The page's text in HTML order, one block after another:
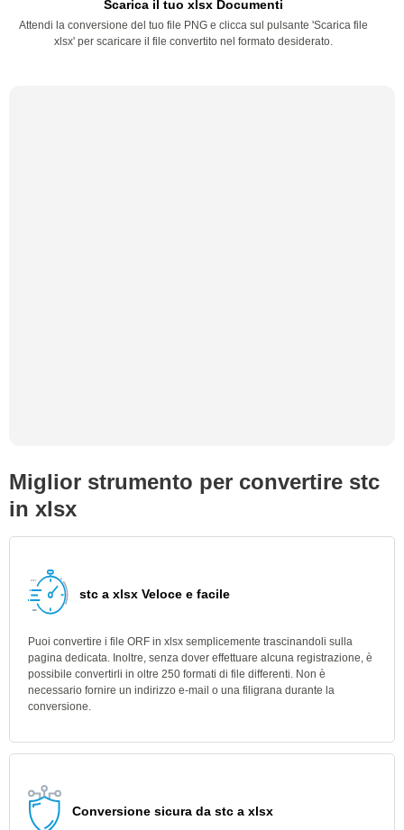
Scarica il tuo xlsx Documenti
Attendi la conversione del tuo file PNG e clicca sul pulsante 'Scarica file
xlsx' per scaricare il file convertito nel formato desiderato.
Miglior strumento per convertire stc
in xlsx
stc a xlsx Veloce e facile
Puoi convertire i file ORF in xlsx semplicemente trascinandoli sulla
pagina dedicata. Inoltre, senza dover effettuare alcuna registrazione, è
possibile convertirli in oltre 250 formati di file differenti. Non è
necessario fornire un indirizzo e-mail o una filigrana durante la
conversione.
Conversione sicura da stc a xlsx